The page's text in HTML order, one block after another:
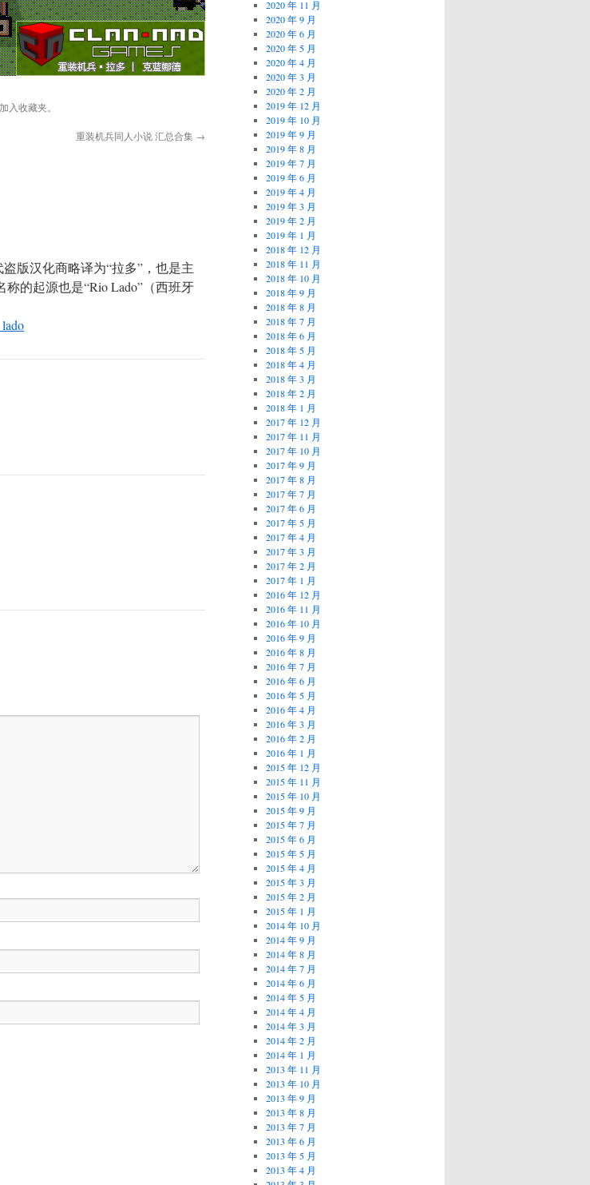
加入收藏夹。
重装机兵同人小说 汇总合集 →
版汉化商略译为“拉多”，也是主
的起源也是“Rio Lado”（西班牙
2020 年 11 月
2020 年 9 月
2020 年 6 月
2020 年 5 月
2020 年 4 月
2020 年 3 月
2020 年 2 月
2019 年 12 月
2019 年 10 月
2019 年 9 月
2019 年 8 月
2019 年 7 月
2019 年 6 月
2019 年 4 月
2019 年 3 月
2019 年 2 月
2019 年 1 月
2018 年 12 月
2018 年 11 月
2018 年 10 月
2018 年 9 月
2018 年 8 月
2018 年 7 月
2018 年 6 月
2018 年 5 月
2018 年 4 月
2018 年 3 月
2018 年 2 月
2018 年 1 月
2017 年 12 月
2017 年 11 月
2017 年 10 月
2017 年 9 月
2017 年 8 月
2017 年 7 月
2017 年 6 月
2017 年 5 月
2017 年 4 月
2017 年 3 月
2017 年 2 月
2017 年 1 月
2016 年 12 月
2016 年 11 月
2016 年 10 月
2016 年 9 月
2016 年 8 月
2016 年 7 月
2016 年 6 月
2016 年 5 月
2016 年 4 月
2016 年 3 月
2016 年 2 月
2016 年 1 月
2015 年 12 月
2015 年 11 月
2015 年 10 月
2015 年 9 月
2015 年 7 月
2015 年 6 月
2015 年 5 月
2015 年 4 月
2015 年 3 月
2015 年 2 月
2015 年 1 月
2014 年 10 月
2014 年 9 月
2014 年 8 月
2014 年 7 月
2014 年 6 月
2014 年 5 月
2014 年 4 月
2014 年 3 月
2014 年 2 月
2014 年 1 月
2013 年 11 月
2013 年 10 月
2013 年 9 月
2013 年 8 月
2013 年 7 月
2013 年 6 月
2013 年 5 月
2013 年 4 月